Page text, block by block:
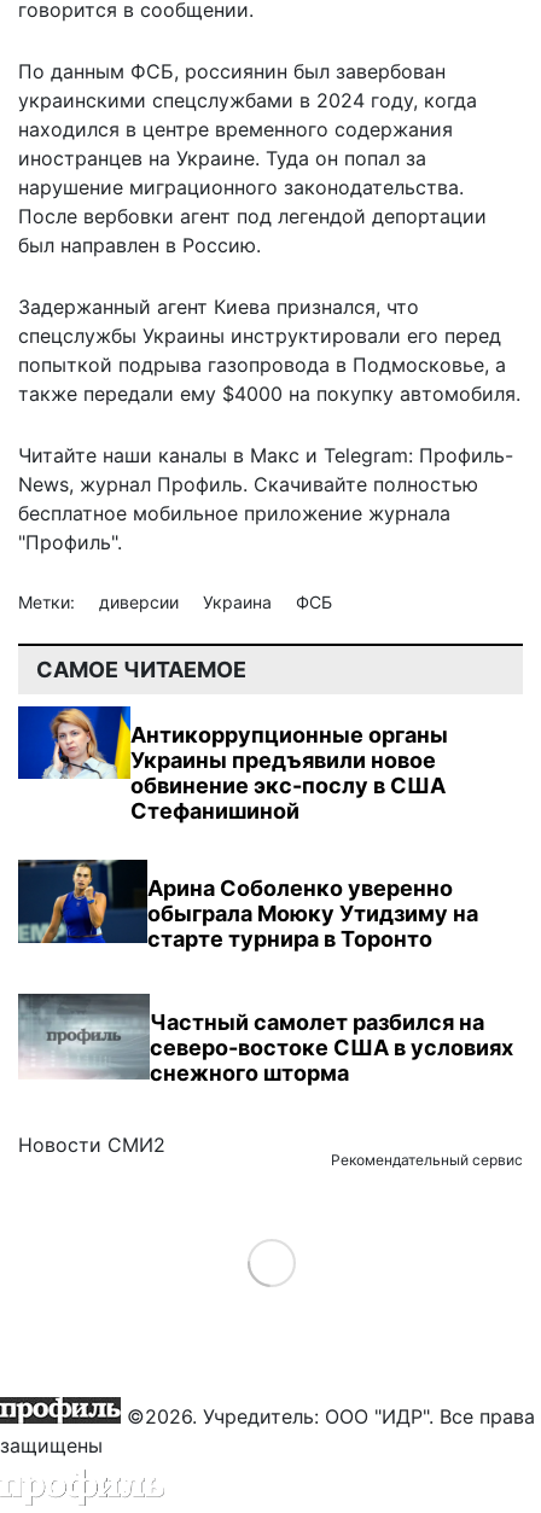
говорится в сообщении.
По данным ФСБ, россиянин был завербован
украинскими спецслужбами в 2024 году, когда
находился в центре временного содержания
иностранцев на Украине. Туда он попал за
нарушение миграционного законодательства.
После вербовки агент под легендой депортации
был направлен в Россию.
Задержанный агент Киева признался, что
спецслужбы Украины инструктировали его перед
попыткой подрыва газопровода в Подмосковье, а
также передали ему $4000 на покупку автомобиля.
Читайте наши каналы в Макс и Telegram: Профиль-
News, журнал Профиль. Скачивайте полностью
бесплатное мобильное приложение журнала
"Профиль".
Метки: диверсии Украина ФСБ
САМОЕ ЧИТАЕМОЕ
Антикоррупционные органы
Украины предъявили новое
обвинение экс-послу в США
Стефанишиной
Арина Соболенко уверенно
обыграла Моюку Утидзиму на
старте турнира в Торонто
Частный самолет разбился на
северо-востоке США в условиях
снежного шторма
Новости СМИ2
Рекомендательный сервис
Load More
©2026. Учредитель: ООО "ИДР". Все права
защищены